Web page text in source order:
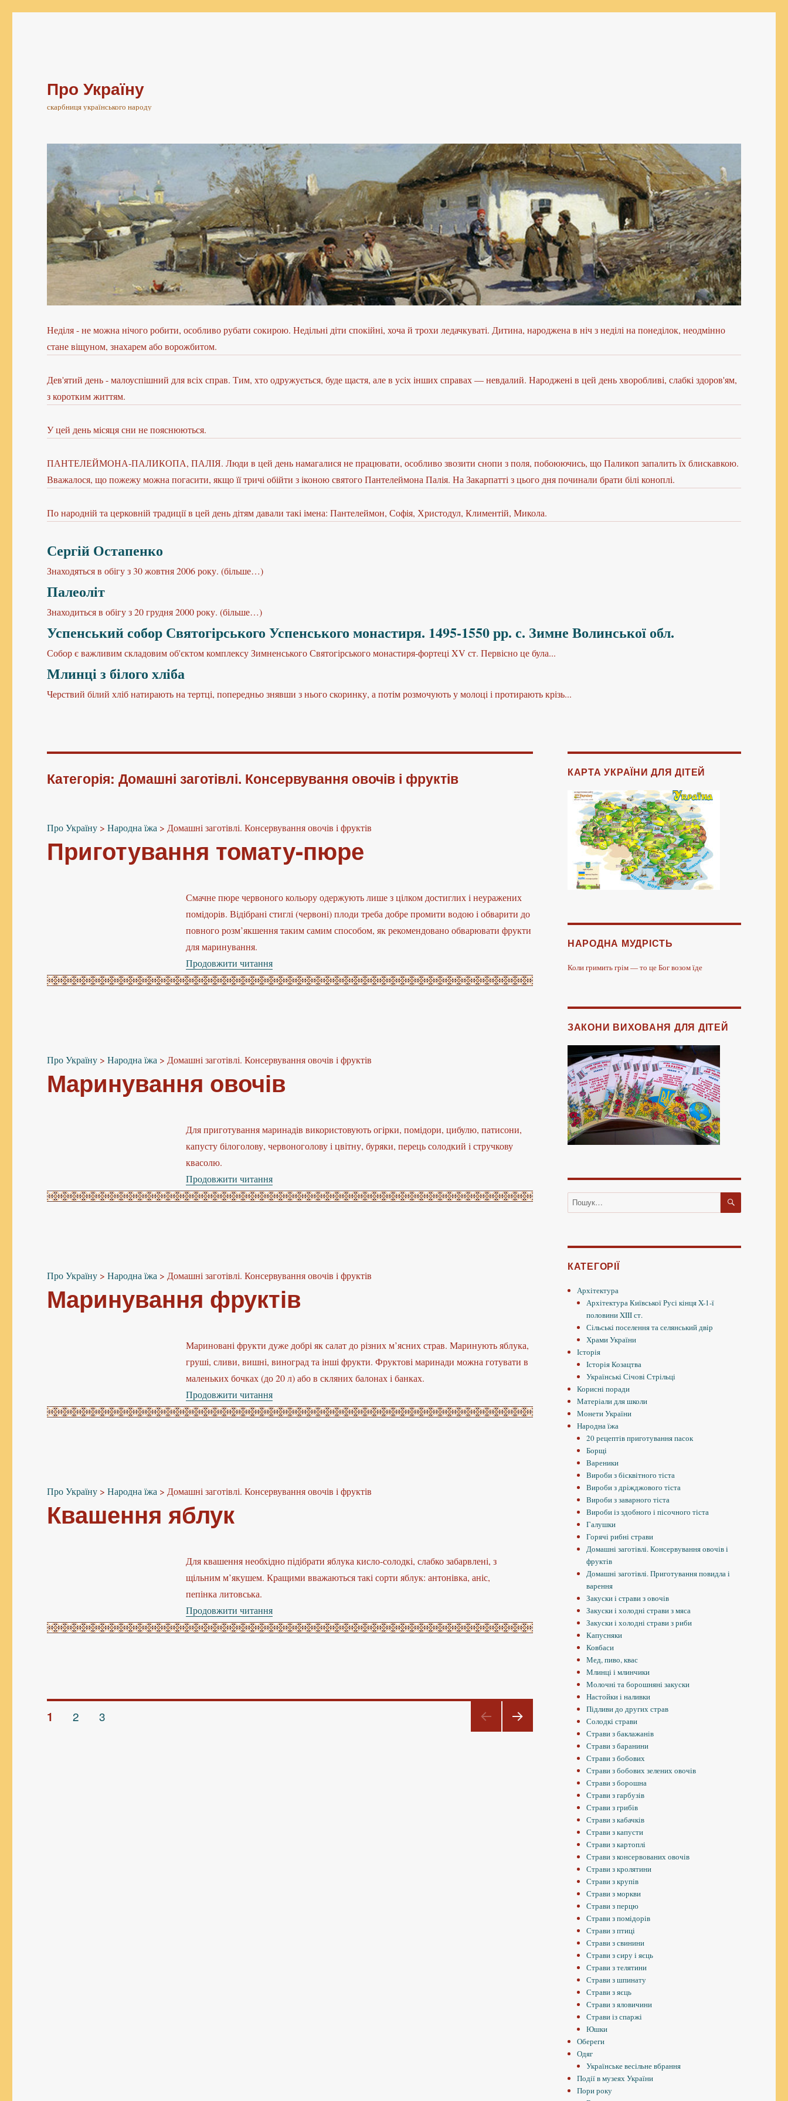
Про Україну
скарбниця українського народу
Неділя - не можна нічого робити, особливо рубати сокирою. Недільні діти спокійні, хоча й трохи ледачкуваті. Дитина, народжена в ніч з неділі на понеділок, неодмінно
стане віщуном, знахарем або ворожбитом.
Дев'ятий день - малоуспішний для всіх справ. Тим, хто одружується, буде щастя, але в усіх інших справах — невдалий. Народжені в цей день хворобливі, слабкі здоров'ям,
з коротким життям.
У цей день місяця сни не пояснюються.
ПАНТЕЛЕЙМОНА-ПАЛИКОПА, ПАЛІЯ. Люди в цей день намагалися не працювати, особливо звозити снопи з поля, побоюючись, що Паликоп запалить їх блискавкою.
Вважалося, що пожежу можна погасити, якщо її тричі обійти з іконою святого Пантелеймона Палія. На Закарпатті з цього дня починали брати білі коноплі.
По народній та церковній традиції в цей день дітям давали такі імена: Пантелеймон, Софія, Христодул, Климентій, Микола.
Сергій Остапенко
Знаходяться в обігу з 30 жовтня 2006 року. (більше…)
Палеоліт
Знаходиться в обігу з 20 грудня 2000 року. (більше…)
Успенський собор Святогірського Успенського монастиря. 1495-1550 рр. с. Зимне Волинської обл.
Собор є важливим складовим об'єктом комплексу Зимненського Святогірського монастиря-фортеці XV ст. Первісно це була...
Млинці з білого хліба
Черствий білий хліб натирають на тертці, попередньо знявши з нього скоринку, а потім розмочують у молоці і протирають крізь...
Категорія: Домашні заготівлі. Консервування овочів і фруктів
Про Україну >Народна їжа > Домашні заготівлі. Консервування овочів і фруктів
Приготування томату-пюре
Смачне пюре червоного кольору одержують лише з цілком достиглих і неуражених
помідорів. Відібрані стиглі (червоні) плоди треба добре промити водою і обварити до
повного розм’якшення таким самим способом, як рекомендовано обварювати фрукти
для маринування.
Продовжити читання“Приготування томату-пюре”
Про Україну >Народна їжа > Домашні заготівлі. Консервування овочів і фруктів
Маринування овочів
Для приготування маринадів використовують огірки, помідори, цибулю, патисони,
капусту білоголову, червоноголову і цвітну, буряки, перець солодкий і стручкову
квасолю.
Продовжити читання“Маринування овочів”
Про Україну >Народна їжа > Домашні заготівлі. Консервування овочів і фруктів
Маринування фруктів
Мариновані фрукти дуже добрі як салат до різних м’ясних страв. Маринують яблука,
груші, сливи, вишні, виноград та інші фрукти. Фруктові маринади можна готувати в
маленьких бочках (до 20 л) або в скляних балонах і банках.
Продовжити читання“Маринування фруктів”
Про Україну >Народна їжа > Домашні заготівлі. Консервування овочів і фруктів
Квашення яблук
Для квашення необхідно підібрати яблука кисло-солодкі, слабко забарвлені, з
щільним м’якушем. Кращими вважаються такі сорти яблук: антонівка, аніс,
пепінка литовська.
Продовжити читання“Квашення яблук”
Навігація
СТОРІНКА
1 СТОРІНКА
2 СТОРІНКА
3
КАРТА УКРАЇНИ ДЛЯ ДІТЕЙ
НАРОДНА МУДРІСТЬ
Коли гримить грім — то це Бог возом їде
ЗАКОНИ ВИХОВАНЯ ДЛЯ ДІТЕЙ
Пошук
за
ШУКАТИ
КАТЕГОРІЇ
Архітектура
Архітектура Київської Русі кінця X-1-ї
половини XIII ст.
Сільські поселення та селянський двір
Храми України
Історія
Історія Козацтва
Українські Січові Стрільці
Корисні поради
Матеріали для школи
Монети України
Народна їжа
20 рецептів приготування пасок
Борщі
Вареники
Вироби з бісквітного тіста
Вироби з дріжджового тіста
Вироби з заварного тіста
Вироби із здобного і пісочного тіста
Галушки
Горячі рибні страви
Домашні заготівлі. Консервування овочів і
фруктів
Домашні заготівлі. Приготування повидла і
варення
Закуски і страви з овочів
Закуски і холодні страви з мяса
Закуски і холодні страви з риби
Капусняки
Ковбаси
Мед, пиво, квас
Млинці і млинчики
Молочні та борошняні закуски
Настойки і наливки
Підливи до других страв
Солодкі страви
Страви з баклажанів
Страви з баранини
Страви з бобових
Страви з бобових зелених овочів
Страви з борошна
Страви з гарбузів
Страви з грибів
Страви з кабачків
Страви з капусти
Страви з картоплі
Страви з консервованих овочів
Страви з кролятини
Страви з крупів
Страви з моркви
Страви з перцю
Страви з помідорів
Страви з птиці
Страви з свинини
Страви з сиру і яєць
Страви з телятини
Страви з шпинату
Страви з яєць
Страви з яловичини
Страви із спаржі
Юшки
Обереги
Одяг
Українське весільне вбрання
Події в музеях України
Пори року